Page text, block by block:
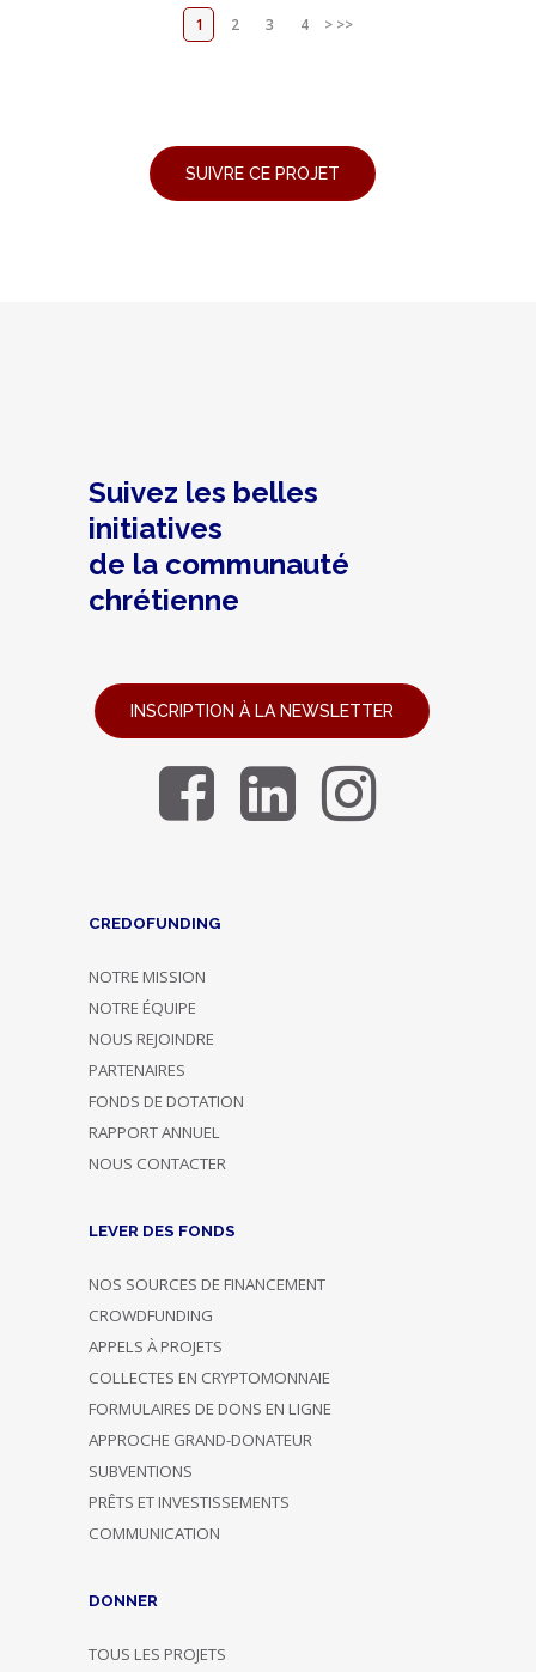
1 2 3 4 > >>
Suivez les belles
initiatives
de la communauté
chrétienne
INSCRIPTION À LA NEWSLETTER
CREDOFUNDING
NOTRE MISSION
NOTRE ÉQUIPE
NOUS REJOINDRE
PARTENAIRES
FONDS DE DOTATION
RAPPORT ANNUEL
NOUS CONTACTER
LEVER DES FONDS
NOS SOURCES DE FINANCEMENT
CROWDFUNDING
APPELS À PROJETS
COLLECTES EN CRYPTOMONNAIE
FORMULAIRES DE DONS EN LIGNE
APPROCHE GRAND-DONATEUR
SUBVENTIONS
PRÊTS ET INVESTISSEMENTS
COMMUNICATION
DONNER
TOUS LES PROJETS